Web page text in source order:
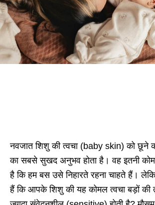
नवजात शिशु की त्वचा (baby skin) को छूने
का सबसे सुखद अनुभव होता है। वह इतनी
है कि हम बस उसे निहारते रहना चाहते हैं।
हैं कि आपके शिशु की यह कोमल त्वचा बड़ों की